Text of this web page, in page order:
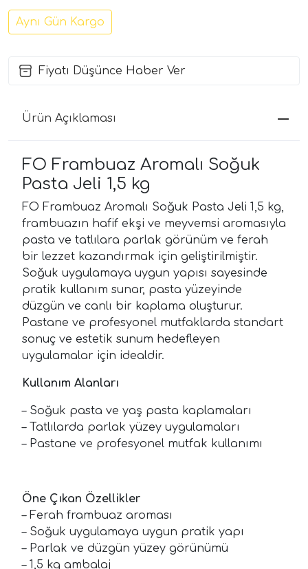
Aynı Gün Kargo
Fiyatı Düşünce Haber Ver
Ürün Açıklaması
FO Frambuaz Aromalı Soğuk
Pasta Jeli 1,5 kg
FO Frambuaz Aromalı Soğuk Pasta Jeli 1,5 kg,
frambuazın hafif ekşi ve meyvemsi aromasıyla
pasta ve tatlılara parlak görünüm ve ferah
bir lezzet kazandırmak için geliştirilmiştir.
Soğuk uygulamaya uygun yapısı sayesinde
pratik kullanım sunar, pasta yüzeyinde
düzgün ve canlı bir kaplama oluşturur.
Pastane ve profesyonel mutfaklarda standart
sonuç ve estetik sunum hedefleyen
uygulamalar için idealdir.
Kullanım Alanları
– Soğuk pasta ve yaş pasta kaplamaları
– Tatlılarda parlak yüzey uygulamaları
– Pastane ve profesyonel mutfak kullanımı
Öne Çıkan Özellikler
– Ferah frambuaz aroması
– Soğuk uygulamaya uygun pratik yapı
– Parlak ve düzgün yüzey görünümü
– 1,5 kg ambalaj